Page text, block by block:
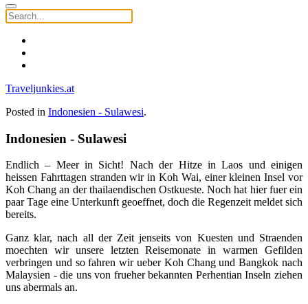
Traveljunkies.at
Posted in Indonesien - Sulawesi.
Indonesien - Sulawesi
Endlich – Meer in Sicht! Nach der Hitze in Laos und einigen
heissen Fahrttagen stranden wir in Koh Wai, einer kleinen Insel vor
Koh Chang an der thailaendischen Ostkueste. Noch hat hier fuer ein
paar Tage eine Unterkunft geoeffnet, doch die Regenzeit meldet sich
bereits.
Ganz klar, nach all der Zeit jenseits von Kuesten und Straenden
moechten wir unsere letzten Reisemonate in warmen Gefilden
verbringen und so fahren wir ueber Koh Chang und Bangkok nach
Malaysien - die uns von frueher bekannten Perhentian Inseln ziehen
uns abermals an.